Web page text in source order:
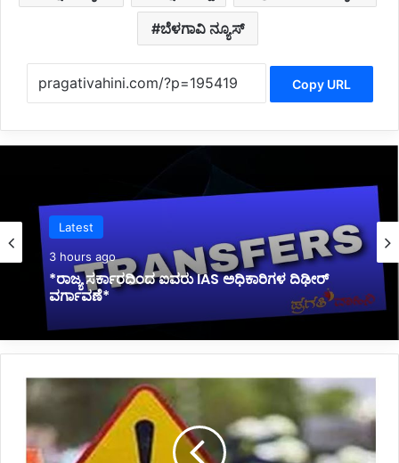
ಬೆಳಗಾವಿ ನ್ಯೂಸ್
Copy URL
Belagavi News
*BREAKING: ಬೆಳಗಾವಿಯಲ್ಲಿ ಭೀಕರ ಅಪಘಾತ:
KSRTC ಬಸ್-ಬೈಕ್ ಡಿಕ್ಕಿ: ನಾಲ್ಕು ವರ್ಷದ ಮಗು ಸೇರಿ
ಮೂವರು ಸ್ಥಳದಲ್ಲೇ ಸಾವು*
*ಏರ್
ಪೋರ್ಟ್
ಸರಣಿ
ಅಪಘಾತ: